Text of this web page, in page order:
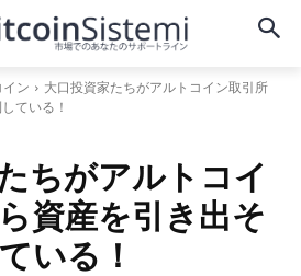
ン
大口投資家たちがアルトコイン取引所
ている！
ちがアルトコイ
資産を引き出そ
いる！